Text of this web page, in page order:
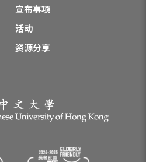
宣布事项
活动
资源分享